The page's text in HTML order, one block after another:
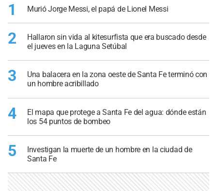
1 Murió Jorge Messi, el papá de Lionel Messi
2
Hallaron sin vida al kitesurfista que era buscado desde
el jueves en la Laguna Setúbal
3
Una balacera en la zona oeste de Santa Fe terminó con
un hombre acribillado
4
El mapa que protege a Santa Fe del agua: dónde están
los 54 puntos de bombeo
5
Investigan la muerte de un hombre en la ciudad de
Santa Fe